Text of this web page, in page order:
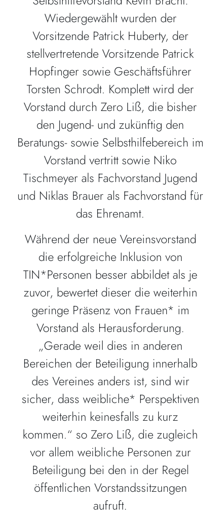
Wiedergewählt wurden der
Vorsitzende Patrick Huberty, der
stellvertretende Vorsitzende Patrick
Hopfinger sowie Geschäftsführer
Torsten Schrodt. Komplett wird der
Vorstand durch Zero Liß, die bisher
den Jugend- und zukünftig den
Beratungs- sowie Selbsthilfebereich im
Vorstand vertritt sowie Niko
Tischmeyer als Fachvorstand Jugend
und Niklas Brauer als Fachvorstand für
das Ehrenamt.
Während der neue Vereinsvorstand
die erfolgreiche Inklusion von
TIN*Personen besser abbildet als je
zuvor, bewertet dieser die weiterhin
geringe Präsenz von Frauen* im
Vorstand als Herausforderung.
„Gerade weil dies in anderen
Bereichen der Beteiligung innerhalb
des Vereines anders ist, sind wir
sicher, dass weibliche* Perspektiven
weiterhin keinesfalls zu kurz
kommen.“ so Zero Liß, die zugleich
vor allem weibliche Personen zur
Beteiligung bei den in der Regel
öffentlichen Vorstandssitzungen
aufruft.